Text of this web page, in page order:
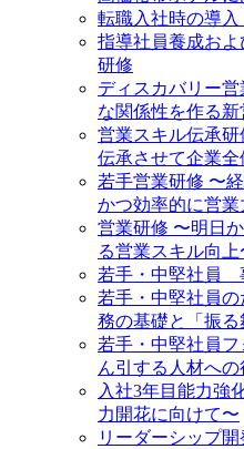
転職入社時の導
指導社員養成お
研修
ディスカバリー
な関係性を作る
営業スキル伝承
伝承させて企業
若手営業研修 〜
かつ効率的に営業
営業研修 〜明日
る営業スキル向上
若手・中堅社員
若手・中堅社員
務の基礎と「振
若手・中堅社員
ん引する人材へ
入社3年目能力強
力開花に向けて〜
リーダーシップ